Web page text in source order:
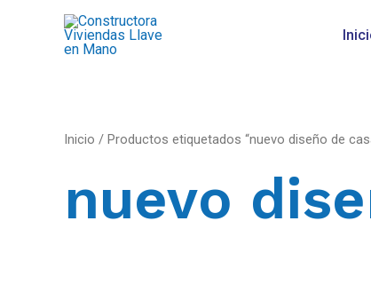
Inicio / Productos etiquetados “nuevo diseño de
nuevo